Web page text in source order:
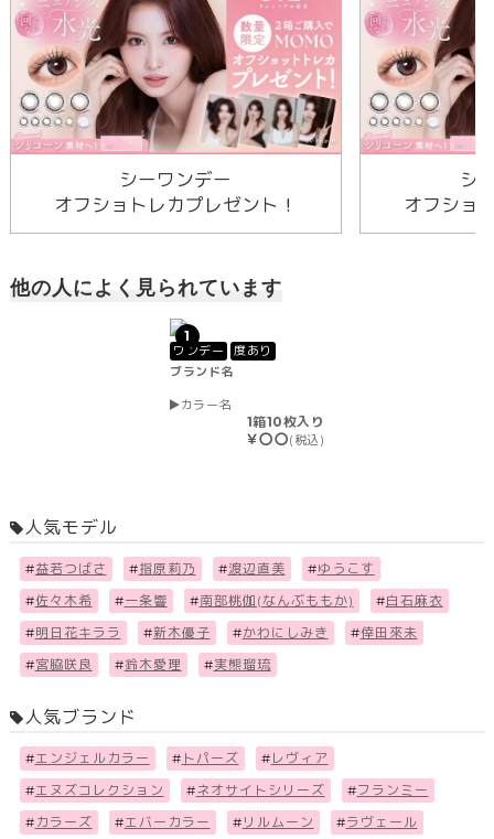
シーワンデー
オフショトレカプレゼント！
シ
オフショ
他の人によく見られています
1
ワンデー
度あり
ブランド名
カラー名
1箱10枚入り
￥〇〇(税込)
人気モデル
#益若つばさ #指原莉乃 #渡辺直美 #ゆうこす
#佐々木希 #一条響 #南部桃伽(なんぶももか) #白石麻衣
#明日花キララ #新木優子 #かわにしみき #倖田來未
#宮脇咲良 #鈴木愛理 #実熊瑠琉
人気ブランド
#エンジェルカラー # トパーズ # レヴィア
#エヌズコレクション #ネオサイトシリーズ #フランミー
# カラーズ #エバーカラー # リルムーン #ラヴェール